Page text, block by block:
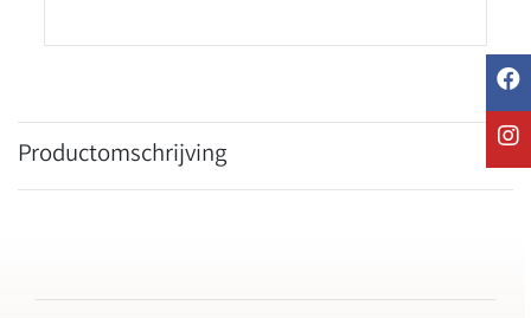
Productomschrijving